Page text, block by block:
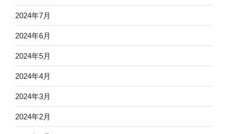
2024年7月
2024年6月
2024年5月
2024年4月
2024年3月
2024年2月